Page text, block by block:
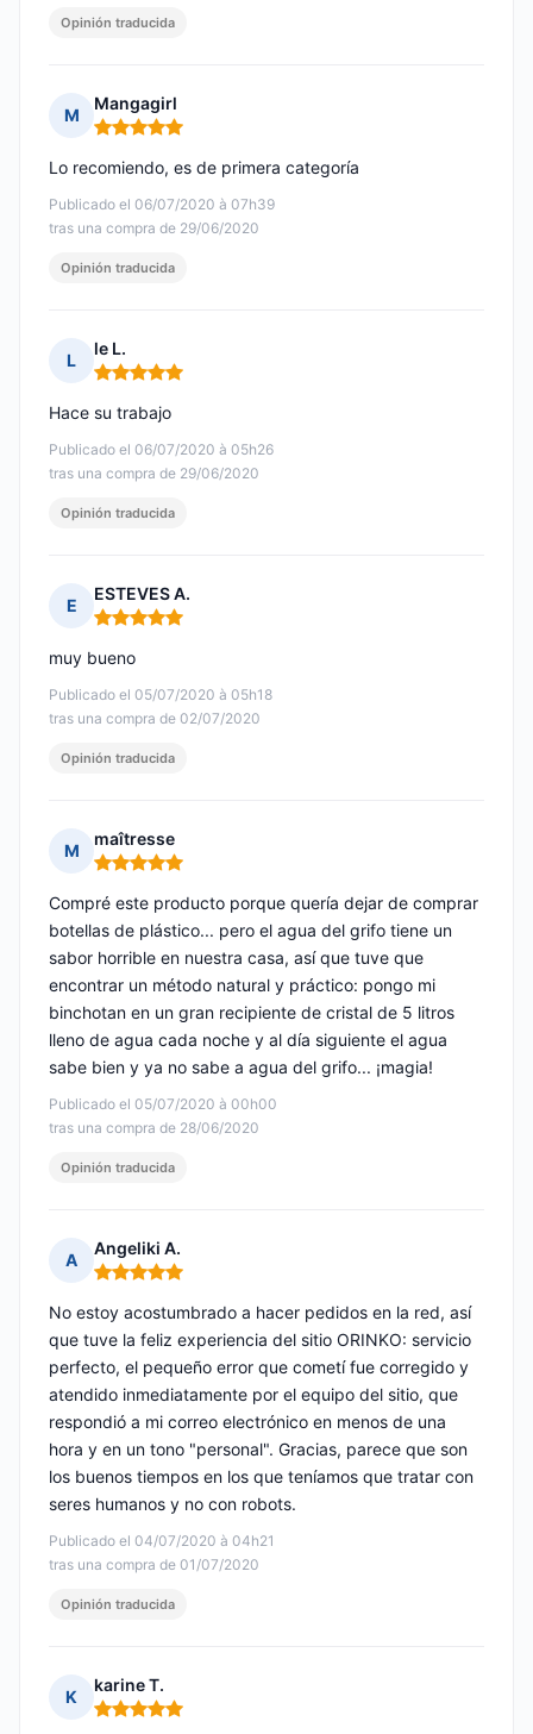
Opinión traducida
M
Mangagirl
Nota: 5 de 5
Publicado el 06/07/2020 à 07h39
tras una compra de 29/06/2020
Lo recomiendo, es de primera categoría
Opinión traducida
L
le L.
Nota: 5 de 5
Publicado el 06/07/2020 à 05h26
tras una compra de 29/06/2020
Hace su trabajo
Opinión traducida
E
ESTEVES A.
Nota: 5 de 5
Publicado el 05/07/2020 à 05h18
tras una compra de 02/07/2020
muy bueno
Opinión traducida
M
maîtresse
Nota: 5 de 5
Publicado el 05/07/2020 à 00h00
tras una compra de 28/06/2020
Compré este producto porque quería dejar de comprar
botellas de plástico... pero el agua del grifo tiene un
sabor horrible en nuestra casa, así que tuve que
encontrar un método natural y práctico: pongo mi
binchotan en un gran recipiente de cristal de 5 litros
lleno de agua cada noche y al día siguiente el agua
sabe bien y ya no sabe a agua del grifo... ¡magia!
Opinión traducida
A
Angeliki A.
Nota: 5 de 5
Publicado el 04/07/2020 à 04h21
tras una compra de 01/07/2020
No estoy acostumbrado a hacer pedidos en la red, así
que tuve la feliz experiencia del sitio ORINKO: servicio
perfecto, el pequeño error que cometí fue corregido y
atendido inmediatamente por el equipo del sitio, que
respondió a mi correo electrónico en menos de una
hora y en un tono "personal". Gracias, parece que son
los buenos tiempos en los que teníamos que tratar con
seres humanos y no con robots.
Opinión traducida
K
karine T.
Nota: 5 de 5